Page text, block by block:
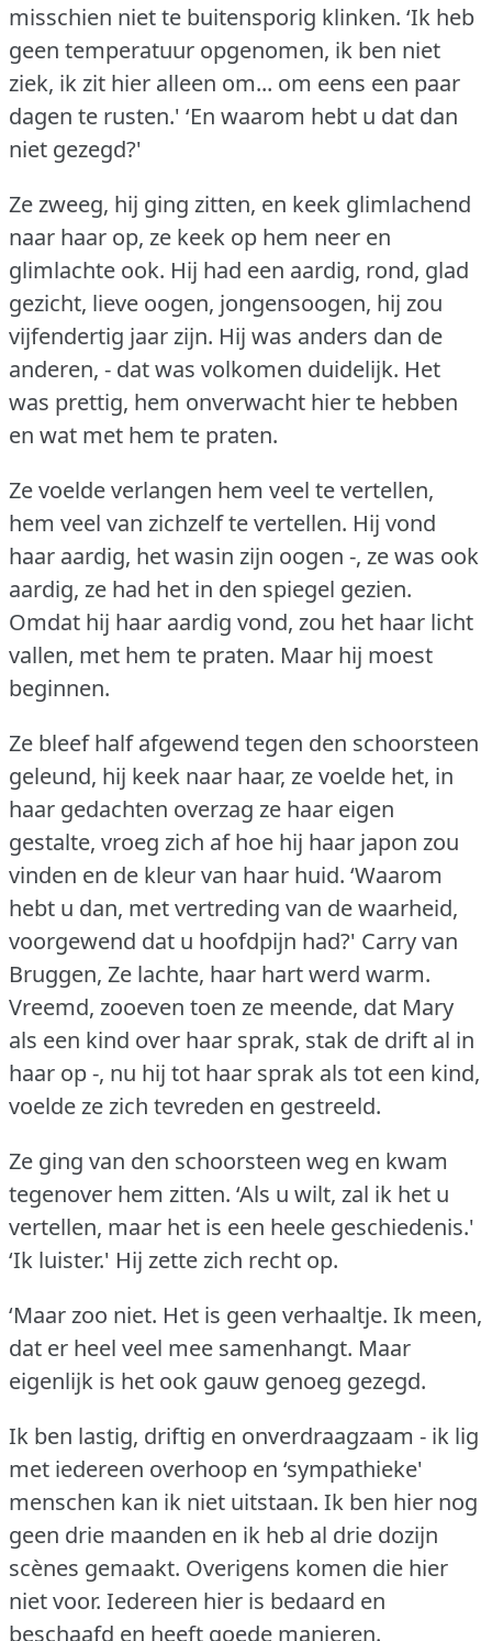
misschien niet te buitensporig klinken. ‘Ik heb
geen temperatuur opgenomen, ik ben niet
ziek, ik zit hier alleen om... om eens een paar
dagen te rusten.' ‘En waarom hebt u dat dan
niet gezegd?'
Ze zweeg, hij ging zitten, en keek glimlachend
naar haar op, ze keek op hem neer en
glimlachte ook. Hij had een aardig, rond, glad
gezicht, lieve oogen, jongensoogen, hij zou
vijfendertig jaar zijn. Hij was anders dan de
anderen, - dat was volkomen duidelijk. Het
was prettig, hem onverwacht hier te hebben
en wat met hem te praten.
Ze voelde verlangen hem veel te vertellen,
hem veel van zichzelf te vertellen. Hij vond
haar aardig, het wasin zijn oogen -, ze was ook
aardig, ze had het in den spiegel gezien.
Omdat hij haar aardig vond, zou het haar licht
vallen, met hem te praten. Maar hij moest
beginnen.
Ze bleef half afgewend tegen den schoorsteen
geleund, hij keek naar haar, ze voelde het, in
haar gedachten overzag ze haar eigen
gestalte, vroeg zich af hoe hij haar japon zou
vinden en de kleur van haar huid. ‘Waarom
hebt u dan, met vertreding van de waarheid,
voorgewend dat u hoofdpijn had?' Carry van
Bruggen, Ze lachte, haar hart werd warm.
Vreemd, zooeven toen ze meende, dat Mary
als een kind over haar sprak, stak de drift al in
haar op -, nu hij tot haar sprak als tot een kind,
voelde ze zich tevreden en gestreeld.
Ze ging van den schoorsteen weg en kwam
tegenover hem zitten. ‘Als u wilt, zal ik het u
vertellen, maar het is een heele geschiedenis.'
‘Ik luister.' Hij zette zich recht op.
‘Maar zoo niet. Het is geen verhaaltje. Ik meen,
dat er heel veel mee samenhangt. Maar
eigenlijk is het ook gauw genoeg gezegd.
Ik ben lastig, driftig en onverdraagzaam - ik lig
met iedereen overhoop en ‘sympathieke'
menschen kan ik niet uitstaan. Ik ben hier nog
geen drie maanden en ik heb al drie dozijn
scènes gemaakt. Overigens komen die hier
niet voor. Iedereen hier is bedaard en
beschaafd en heeft goede manieren.